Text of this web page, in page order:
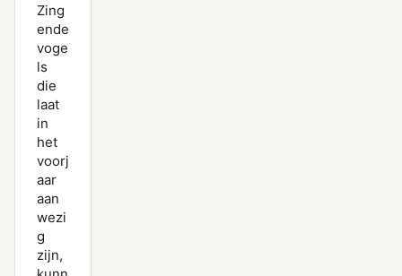
Zing
ende
voge
ls
die
laat
in
het
voorj
aar
aan
wezi
g
zijn,